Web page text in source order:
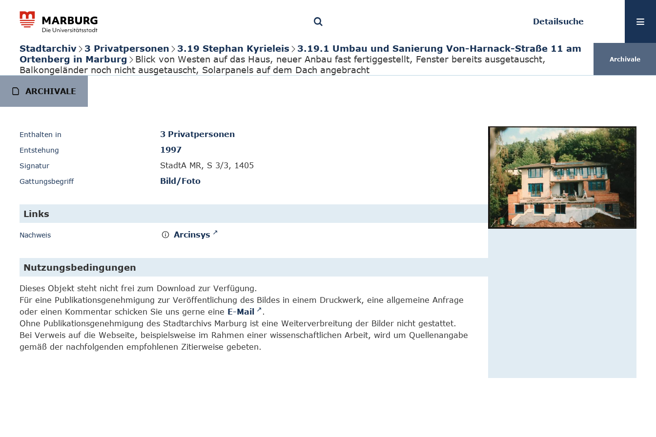
Detailsuche
Stadtarchiv 3 Privatpersonen 3.19 Stephan Kyrieleis
3.19.1 Umbau und Sanierung Von-Harnack-Straße 11 am
Ortenberg in Marburg
Blick von Westen auf das Haus, neuer Anbau fast fertiggestellt, Fenster bereits ausgetauscht,
Balkongeländer noch nicht ausgetauscht, Solarpanels auf dem Dach angebracht
Archivale
ARCHIVALE
Enthalten in 3 Privatpersonen
Entstehung 1997
Signatur StadtA MR, S 3/3, 1405
Gattungsbegriff Bild/Foto
Links
Nachweis Arcinsys
Nutzungsbedingungen
Dieses Objekt steht nicht frei zum Download zur Verfügung.
Für eine Publikationsgenehmigung zur Veröffentlichung des Bildes in einem Druckwerk, eine allgemeine Anfrage
oder einen Kommentar schicken Sie uns gerne eine E-Mail
.
Ohne Publikationsgenehmigung des Stadtarchivs Marburg ist eine Weiterverbreitung der Bilder nicht gestattet.
Bei Verweis auf die Webseite, beispielsweise im Rahmen einer wissenschaftlichen Arbeit, wird um Quellenangabe
gemäß der nachfolgenden empfohlenen Zitierweise gebeten.